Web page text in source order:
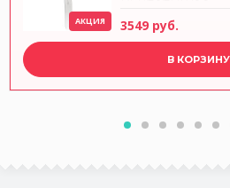
АКЦИЯ 3549 руб.
В КОРЗИНУ